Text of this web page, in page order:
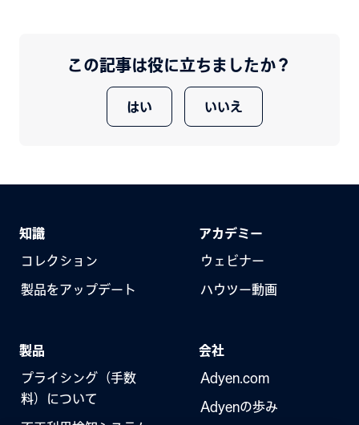
この記事は役に立ちましたか？
はい いいえ
知識
コレクション
製品をアップデート
アカデミー
ウェビナー
ハウツー動画
製品
プライシング（手数
料）について
会社
Adyen.com
Adyenの歩み